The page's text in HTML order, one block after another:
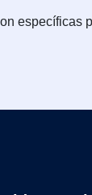
específicas